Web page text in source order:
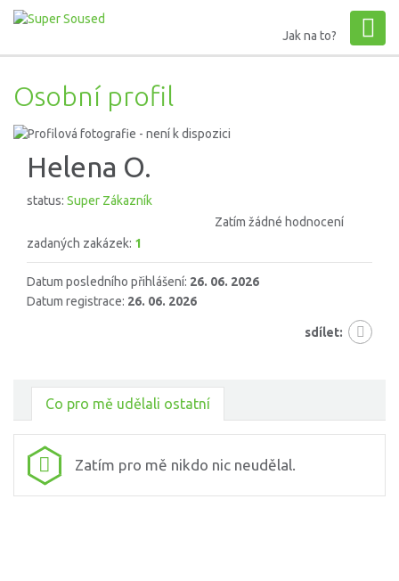
Jak na to?
Osobní profil
Helena O.
status: Super Zákazník
Zatím žádné hodnocení
zadaných zakázek: 1
Datum posledního přihlášení: 26. 06. 2026
Datum registrace: 26. 06. 2026
sdílet:
Co pro mě udělali ostatní
Zatím pro mě nikdo nic neudělal.